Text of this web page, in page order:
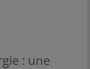
: une